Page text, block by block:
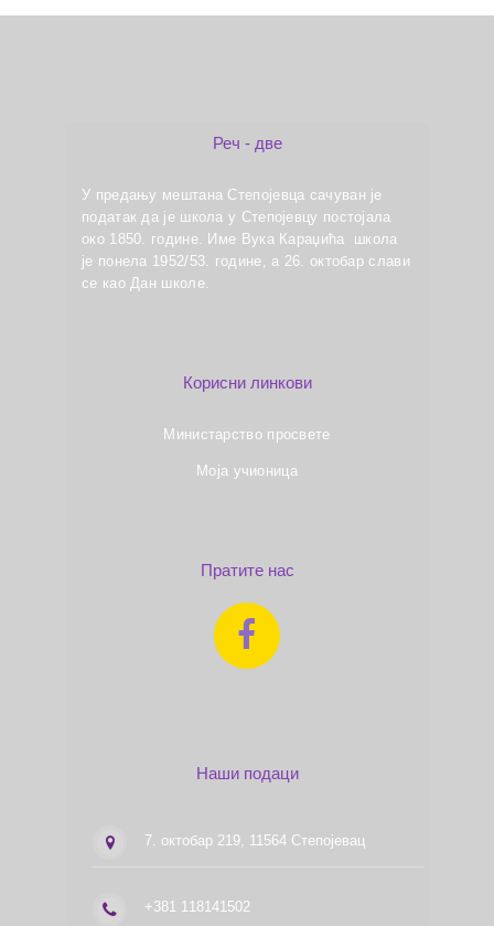
Реч - две
У предању мештана Степојевца сачуван је
податак да је школа у Степојевцу постојала
око 1850. године. Име Вука Караџића школа
је понела 1952/53. године, а 26. октобар слави
се као Дан школе.
Корисни линкови
Министарство просвете
Моја учионица
Пратите нас
Наши подаци
7. октобар 219, 11564 Степојевац
+381 118141502